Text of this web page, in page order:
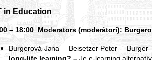
in Education
– 18:00 Moderators (moderátori):
Burgerová Jana – Beisetzer Peter –
long-life learning? – Je e-learning